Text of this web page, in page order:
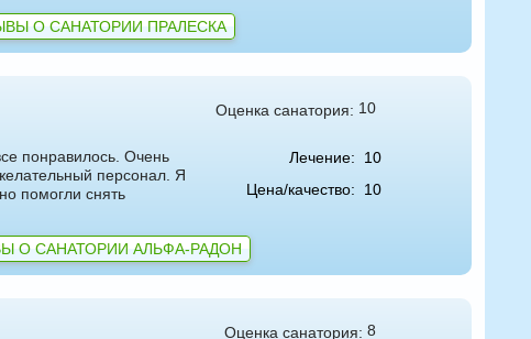
О САНАТОРИИ ПРАЛЕСКА
Оценка санатория: 10
понравилось. Очень
персонал. Я
помогли снять
Лечение:
10
Цена/качество:
10
О САНАТОРИИ АЛЬФА-РАДОН
Оценка санатория: 8